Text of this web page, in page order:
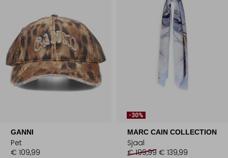
GANNI
Pet
€ 109,99
-30%
MARC CAIN COLLECTION
Sjaal
€ 199,99 € 139,99